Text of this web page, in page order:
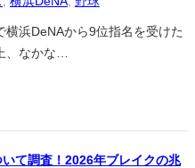
浜DeNAから9位指名を受けた
、なかな…
て調査！2026年ブレイクの兆